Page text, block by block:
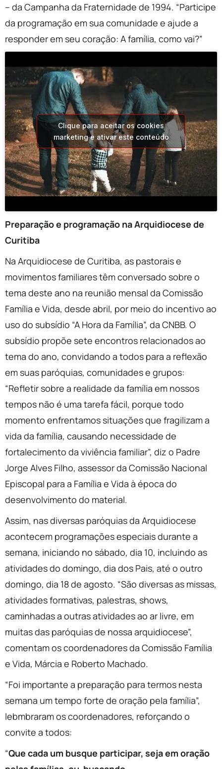
– da Campanha da Fraternidade de 1994. “Participe
da programação em sua comunidade e ajude a
responder em seu coração: A família, como vai?”
Clique para aceitar os cookies
marketing e ativar este conteúdo
Preparação e programação na Arquidiocese de
Curitiba
Na Arquidiocese de Curitiba, as pastorais e
movimentos familiares têm conversado sobre o
tema deste ano na reunião mensal da Comissão
Família e Vida, desde abril, por meio do incentivo ao
uso do subsídio “A Hora da Família”, da CNBB. O
subsídio propõe sete encontros relacionados ao
tema do ano, convidando a todos para a reflexão
em suas paróquias, comunidades e grupos:
“Refletir sobre a realidade da família em nossos
tempos não é uma tarefa fácil, porque todo
momento enfrentamos situações que fragilizam a
vida da família, causando necessidade de
fortalecimento da viviência familiar”, diz o Padre
Jorge Alves Filho, assessor da Comissão Nacional
Episcopal para a Família e Vida à época do
desenvolvimento do material.
Assim, nas diversas paróquias da Arquidiocese
acontecem programações especiais durante a
semana, iniciando no sábado, dia 10, incluindo as
atividades do domingo, dia dos Pais, até o outro
domingo, dia 18 de agosto. “São diversas as missas,
atividades formativas, palestras, shows,
caminhadas a outras atividades ao ar livre, em
muitas das paróquias de nossa arquidiocese”,
comentam os coordenadores da Comissão Família
e Vida, Márcia e Roberto Machado.
“Foi importante a preparação para termos nesta
semana um tempo forte de oração pela família”,
lebmbraram os coordenadores, reforçando o
convite a todos:
“Que cada um busque participar, seja em oração